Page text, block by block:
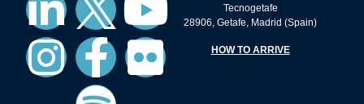
Tecnogetafe
28906, Getafe, Madrid (Spain)
HOW TO ARRIVE